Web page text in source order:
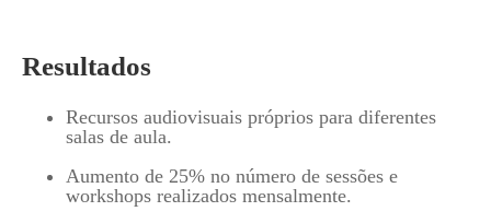
Resultados
Recursos audiovisuais próprios para diferentes
salas de aula.
Aumento de 25% no número de sessões e
workshops realizados mensalmente.